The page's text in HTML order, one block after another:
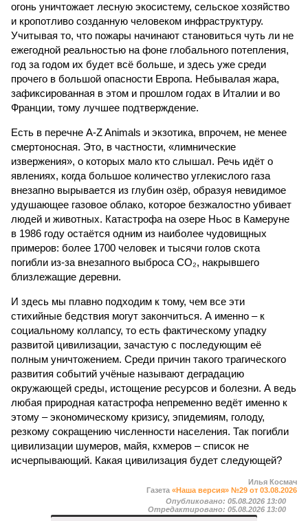
огонь уничтожает лесную экосистему, сельское хозяйство
и кропотливо созданную человеком инфраструктуру.
Учитывая то, что пожары начинают становиться чуть ли не
ежегодной реальностью на фоне глобального потепления,
год за годом их будет всё больше, и здесь уже среди
прочего в большой опасности Европа. Небывалая жара,
зафиксированная в этом и прошлом годах в Италии и во
Франции, тому лучшее подтверждение.
Есть в перечне A-Z Animals и экзотика, впрочем, не менее
смертоносная. Это, в частности, «лимнические
извержения», о которых мало кто слышал. Речь идёт о
явлениях, когда большое количество углекислого газа
внезапно вырывается из глубин озёр, образуя невидимое
удушающее газовое облако, которое безжалостно убивает
людей и животных. Катастрофа на озере Ньос в Камеруне
в 1986 году остаётся одним из наиболее чудовищных
примеров: более 1700 человек и тысячи голов скота
погибли из-за внезапного выброса CO₂, накрывшего
близлежащие деревни.
И здесь мы плавно подходим к тому, чем все эти
стихийные бедствия могут закончиться. А именно – к
социальному коллапсу, то есть фактическому упадку
развитой цивилизации, зачастую с последующим её
полным уничтожением. Среди причин такого трагического
развития событий учёные называют деградацию
окружающей среды, истощение ресурсов и болезни. А ведь
любая природная катастрофа непременно ведёт именно к
этому – экономическому кризису, эпидемиям, голоду,
резкому сокращению численности населения. Так погибли
цивилизации шумеров, майя, кхмеров – список не
исчерпывающий. Какая цивилизация будет следующей?
Илья Космач
Газета «Наша версия» №29 от 03.08.2026
Опубликовано: 05.08.2026 13:00
Отредактировано: 05.08.2026 13:00